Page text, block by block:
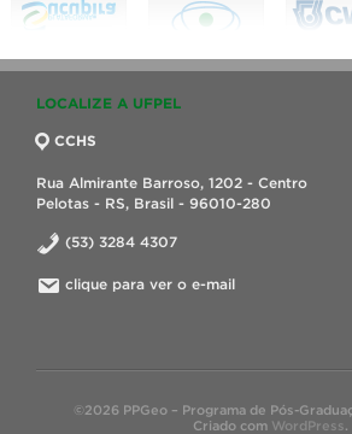
LOCALIZE A UFPEL
CCHS
Rua Almirante Barroso, 1202 - Centro
Pelotas - RS, Brasil - 96010-280
(53) 3284 4307
clique para ver o e-mail
©2026 PPGeo – Programa de Pós-
Criado com WordPress.